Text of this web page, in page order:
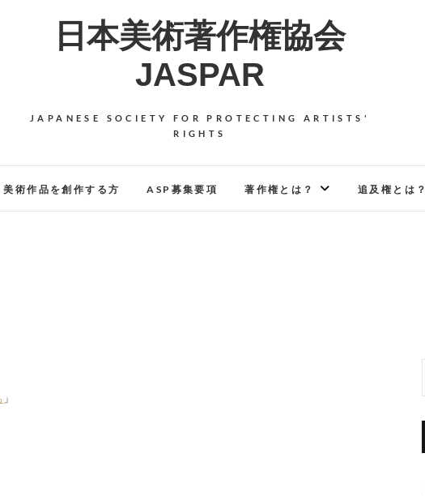
日本美術著作権協会
JASPAR
JAPANESE SOCIETY FOR PROTECTING ARTISTS'
RIGHTS
美術作品を創作する方 ASP募集要項 著作権とは？ 追及権とは？
」